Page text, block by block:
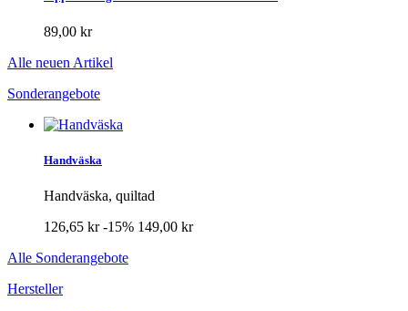
89,00 kr
Alle neuen Artikel
Sonderangebote
Handväska
Handväska, quiltad
126,65 kr-15% 149,00 kr
Alle Sonderangebote
Hersteller